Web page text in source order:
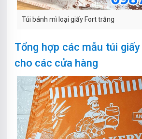
Túi bánh mì loại giấy Fort trắng
Tổng hợp các mẫu túi
cho các cửa hàng